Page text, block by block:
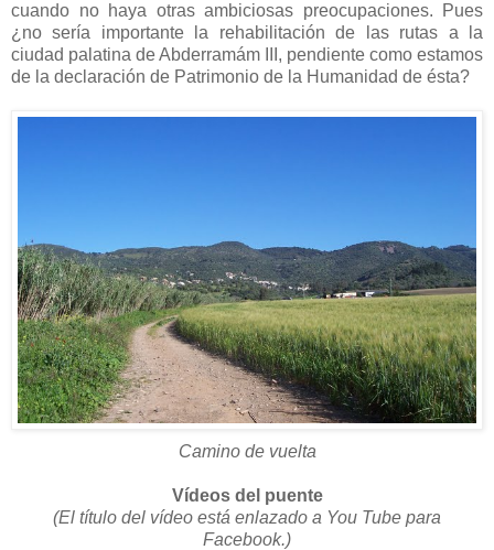
cuando no haya otras ambiciosas preocupaciones. Pues
¿no sería importante la rehabilitación de las rutas a la
ciudad palatina de Abderramám III, pendiente como estamos
de la declaración de Patrimonio de la Humanidad de ésta?
Camino de vuelta
Vídeos del puente
(El título del vídeo está enlazado a You Tube para
Facebook.)